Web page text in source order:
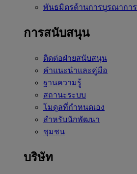
พันธมิตรด้านการบูรณาการ
การสนับสนุน
ติดต่อฝ่ายสนับสนุน
คำแนะนำและคู่มือ
ฐานความรู้
สถานะระบบ
โมดูลที่กำหนดเอง
สำหรับนักพัฒนา
ชุมชน
บริษัท